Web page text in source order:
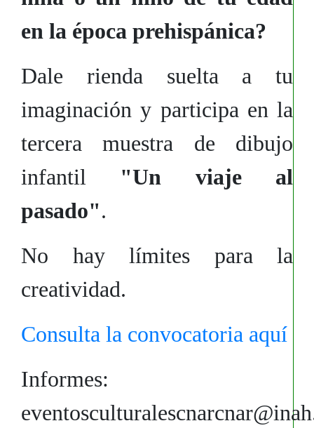
en la época prehispánica?
Dale rienda suelta a tu
imaginación y participa en la
tercera muestra de dibujo
infantil "Un viaje al
pasado".
No hay límites para la
creatividad.
Consulta la convocatoria aquí
Informes: